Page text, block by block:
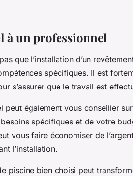
à un professionnel
que l’installation d’un
spécifiques. Il est
s’assurer que le travail est
peut également vous conseiller
spécifiques et de votre
vous faire économiser de
l’installation.
piscine bien choisi peut